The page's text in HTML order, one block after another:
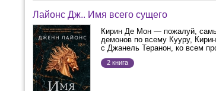
Лайонс Дж.. Имя всего сущего
Кирин Де Мон — пожалуй,
демонов по всему Кууру,
с Джанель Теранон, ко всем
2 книга